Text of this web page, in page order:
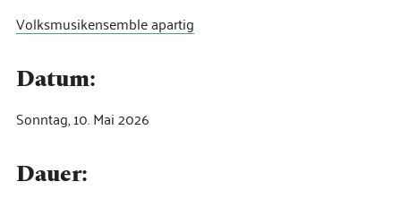
Volksmusikensemble apartig
Datum:
Sonntag, 10. Mai 2026
Dauer: